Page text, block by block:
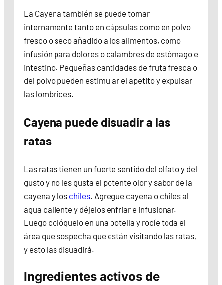
La Cayena también se puede tomar
internamente tanto en cápsulas como en polvo
fresco o seco añadido a los alimentos, como
infusión para dolores o calambres de estómago e
intestino. Pequeñas cantidades de fruta fresca o
del polvo pueden estimular el apetito y expulsar
las lombrices.
Cayena puede disuadir a las
ratas
Las ratas tienen un fuerte sentido del olfato y del
gusto y no les gusta el potente olor y sabor de la
cayena y los chiles. Agregue cayena o chiles al
agua caliente y déjelos enfriar e infusionar.
Luego colóquelo en una botella y rocíe toda el
área que sospecha que están visitando las ratas,
y esto las disuadirá.
Ingredientes activos de